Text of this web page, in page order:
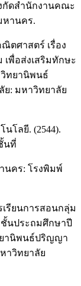
กัดสำนักงานคณะ
หานคร.
ตศาสตร์ เรื่อง
เพื่อส่งเสริมทักษะ
ทยานิพนธ์
: มหาวิทยาลัย
โลยี. (2544).
นที่
นคร: โรงพิมพ์
เรียนการสอนกลุ่ม
นประถมศึกษาปี
ยานิพนธ์ปริญญา
าวิทยาลัย